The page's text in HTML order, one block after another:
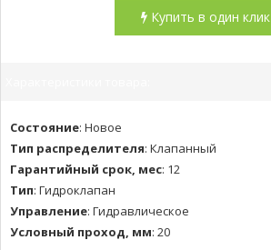
Купить в один клик
Состояние: Новое
Тип распределителя: Клапанный
Гарантийный срок, мес: 12
Тип: Гидроклапан
Управление: Гидравлическое
Условный проход, мм: 20